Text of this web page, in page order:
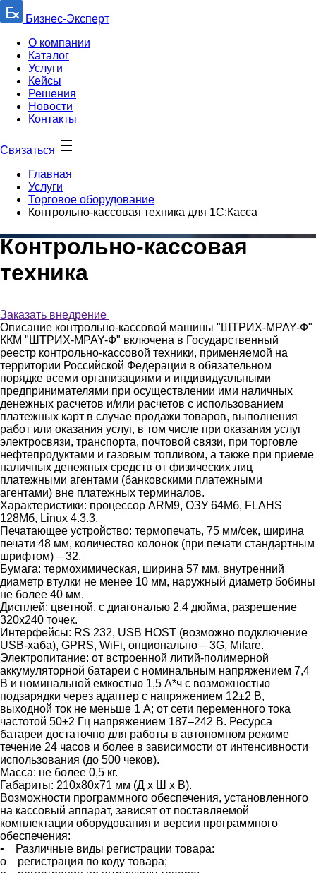
Бизнес-Эксперт
О компании
Каталог
Услуги
Кейсы
Решения
Новости
Контакты
Связаться
Главная
Услуги
Торговое оборудование
Контрольно-кассовая техника для 1С:Касса
Контрольно-кассовая
техника
Заказать внедрение
Описание контрольно-кассовой машины "ШТРИХ-МPAY-Ф"
ККМ "ШТРИХ-МPAY-Ф" включена в Государственный
реестр контрольно-кассовой техники, применяемой на
территории Российской Федерации в обязательном
порядке всеми организациями и индивидуальными
предпринимателями при осуществлении ими наличных
денежных расчетов и/или расчетов с использованием
платежных карт в случае продажи товаров, выполнения
работ или оказания услуг, в том числе при оказания услуг
электросвязи, транспорта, почтовой связи, при торговле
нефтепродуктами и газовым топливом, а также при приеме
наличных денежных средств от физических лиц
платежными агентами (банковскими платежными
агентами) вне платежных терминалов.
Характеристики: процессор ARM9, ОЗУ 64Мб, FLAHS
128Мб, Linux 4.3.3.
Печатающее устройство: термопечать, 75 мм/сек, ширина
печати 48 мм, количество колонок (при печати стандартным
шрифтом) – 32.
Бумага: термохимическая, ширина 57 мм, внутренний
диаметр втулки не менее 10 мм, наружный диаметр бобины
не более 40 мм.
Дисплей: цветной, с диагональю 2,4 дюйма, разрешение
320х240 точек.
Интерфейсы: RS 232, USB HOST (возможно подключение
USB-хаба), GPRS, WiFi, опционально – 3G, Mifare.
Электропитание: от встроенной литий-полимерной
аккумуляторной батареи с номинальным напряжением 7,4
В и номинальной емкостью 1,5 А*ч с возможностью
подзарядки через адаптер с напряжением 12±2 В,
выходной ток не меньше 1 А; от сети переменного тока
частотой 50±2 Гц напряжением 187–242 В. Ресурса
батареи достаточно для работы в автономном режиме
течение 24 часов и более в зависимости от интенсивности
использования (до 500 чеков).
Масса: не более 0,5 кг.
Габариты: 210х80х71 мм (Д x Ш x В).
Возможности программного обеспечения, установленного
на кассовый аппарат, зависят от поставляемой
комплектации оборудования и версии программного
обеспечения:
• Различные виды регистрации товара:
o регистрация по коду товара;